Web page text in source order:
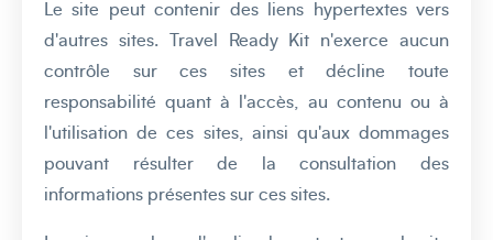
Le site peut contenir des liens hypertextes vers
d'autres sites. Travel Ready Kit n'exerce aucun
contrôle sur ces sites et décline toute
responsabilité quant à l'accès, au contenu ou à
l'utilisation de ces sites, ainsi qu'aux dommages
pouvant résulter de la consultation des
informations présentes sur ces sites.